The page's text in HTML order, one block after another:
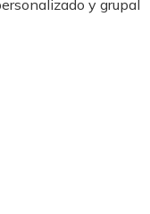
y grupal